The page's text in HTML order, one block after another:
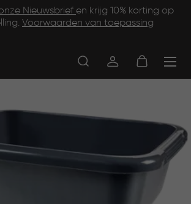
Nieuwsbrief en krijg 10% korting op
Voorwaarden van toepassing